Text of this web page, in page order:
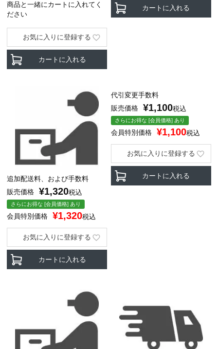
商品と一緒にカートに入れてく
ださい
カートに入れる
お気に入りに登録する
カートに入れる
追加配送料、および手数料
販売価格
¥1,320税込
さらにお得な [会員価格] あり
会員特別価格 ¥1,320税込
カートに入れる
お気に入りに登録する
代引変更手数料
販売価格
¥1,100税込
さらにお得な [会員価格] あり
会員特別価格 ¥1,100税込
カートに入れる
お気に入りに登録する